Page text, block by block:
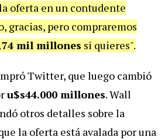
oferta en un contudente
gracias, pero compraremos
mil millones si quieres".
Twitter, que luego cambió
u$s44.000 millones. Wall
otros detalles sobre la
la oferta está avalada por una